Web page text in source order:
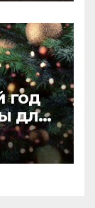
год
для